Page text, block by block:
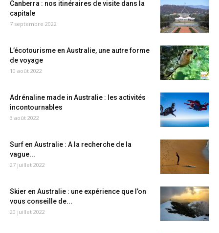
Canberra : nos itinéraires de visite dans la
capitale
7 septembre 2022
L’écotourisme en Australie, une autre forme
de voyage
10 août 2022
Adrénaline made in Australie : les activités
incontournables
3 août 2022
Surf en Australie : A la recherche de la
vague...
27 juillet 2022
Skier en Australie : une expérience que l’on
vous conseille de...
20 juillet 2022